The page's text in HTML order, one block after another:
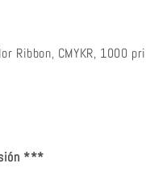
Ribbon, CMYKR, 1000
***